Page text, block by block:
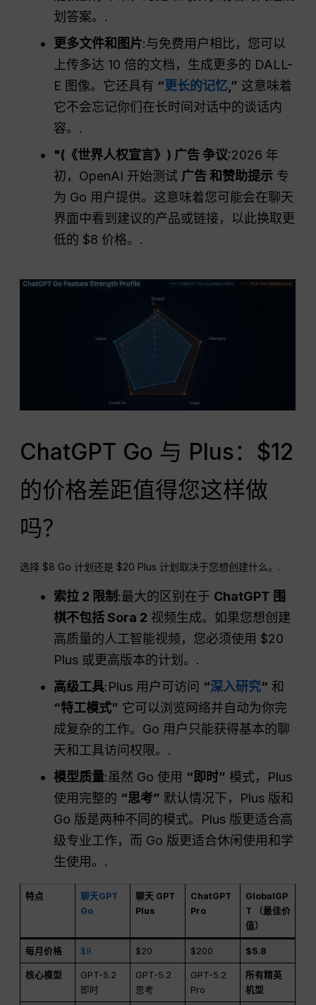
划答案。.
更多文件和图片:与免费用户相比，您可以
上传多达 10 倍的文档，生成更多的 DALL-
E 图像。它还具有 “更长的记忆,” 这意味着
它不会忘记你们在长时间对话中的谈话内
容。.
"(《世界人权宣言》) 广告 争议:2026 年
初，OpenAI 开始测试 广告和赞助提示 专
为 Go 用户提供。这意味着您可能会在聊天
界面中看到建议的产品或链接，以此换取更
低的 $8 价格。.
ChatGPT Go 与 Plus：$12
的价格差距值得您这样做
吗？
选择 $8 Go 计划还是 $20 Plus 计划取决于您想创建什么。.
索拉 2 限制:最大的区别在于 ChatGPT 围
棋不包括 Sora 2 视频生成。如果您想创建
高质量的人工智能视频，您必须使用 $20
Plus 或更高版本的计划。.
高级工具:Plus 用户可访问 “深入研究“ 和
“特工模式” 它可以浏览网络并自动为你完
成复杂的工作。Go 用户只能获得基本的聊
天和工具访问权限。.
模型质量:虽然 Go 使用 “即时” 模式，Plus
使用完整的 “思考” 默认情况下，Plus 版和
Go 版是两种不同的模式。Plus 版更适合高
级专业工作，而 Go 版更适合休闲使用和学
生使用。.
特点
聊天GPT
Go
聊天 GPT
Plus
ChatGPT
Pro
GlobalGP
T （最佳价
值）
每月价格 $8 $20 $200 $5.8
核心模型
GPT-5.2
即时
GPT-5.2
思考
GPT-5.2
Pro
所有精英
机型